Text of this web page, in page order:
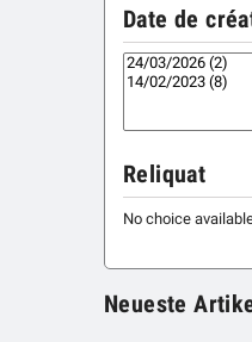
Date de
Reliquat
No choice
Neueste